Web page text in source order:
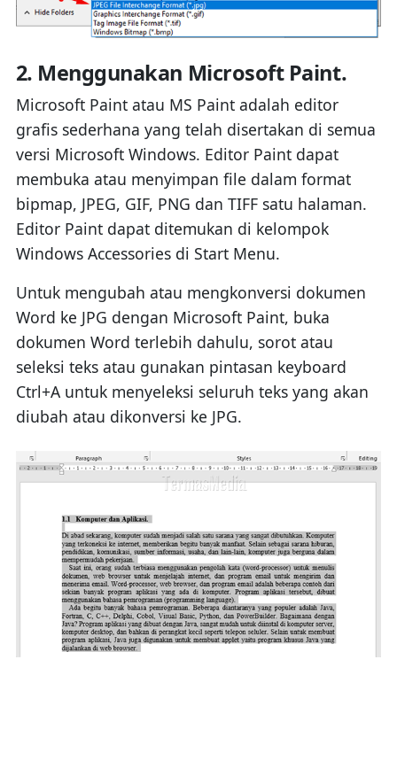
2. Menggunakan Microsoft Paint.
Microsoft Paint atau MS Paint adalah editor
grafis sederhana yang telah disertakan di semua
versi Microsoft Windows. Editor Paint dapat
membuka atau menyimpan file dalam format
bipmap, JPEG, GIF, PNG dan TIFF satu halaman.
Editor Paint dapat ditemukan di kelompok
Windows Accessories di Start Menu.
Untuk mengubah atau mengkonversi dokumen
Word ke JPG dengan Microsoft Paint, buka
dokumen Word terlebih dahulu, sorot atau
seleksi teks atau gunakan pintasan keyboard
Ctrl+A untuk menyeleksi seluruh teks yang akan
diubah atau dikonversi ke JPG.